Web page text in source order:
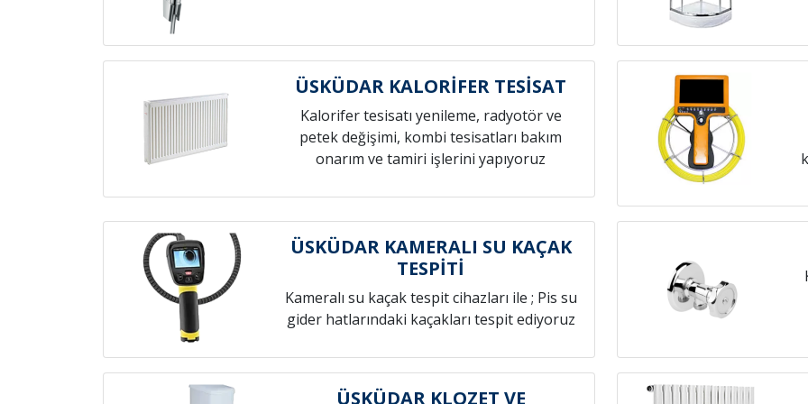
ÜSKÜDAR KALORİFER TESİSAT
Kalorifer tesisatı yenileme, radyotör ve
petek değişimi, kombi tesisatları bakım
onarım ve tamiri işlerini yapıyoruz
ÜSKÜDAR KAMERALI SU KAÇAK
TESPİTİ
Kameralı su kaçak tespit cihazları ile ; Pis su
gider hatlarındaki kaçakları tespit ediyoruz
ÜSKÜDAR KLOZET VE